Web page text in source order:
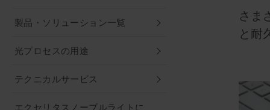
製品・ソリューション一覧
光プロセスの用途
テクニカルサービス
エクセリタスノーブルライトに
さま
と耐